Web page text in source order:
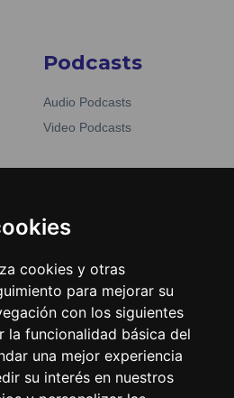
cookies y otras
para mejorar su
con los siguientes
la funcionalidad básica del
una mejor experiencia
su interés en nuestros
Podcasts
Audio Podcasts
Video Podcasts
Emisoras Unidas